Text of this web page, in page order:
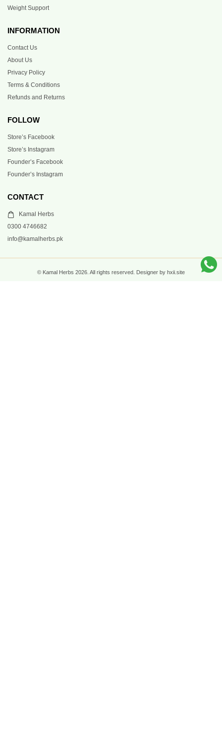
Weight Support
INFORMATION
Contact Us
About Us
Privacy Policy
Terms & Conditions
Refunds and Returns
FOLLOW
Store’s Facebook
Store’s Instagram
Founder’s Facebook
Founder’s Instagram
CONTACT
Kamal Herbs
0300 4746682
info@kamalherbs.pk
© Kamal Herbs 2026. All rights reserved. Designer by hxii.site